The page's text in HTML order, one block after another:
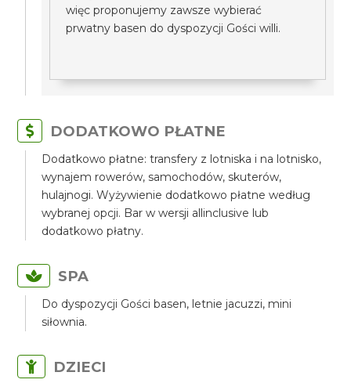
więc proponujemy zawsze wybierać
prwatny basen do dyspozycji Gości willi.
DODATKOWO PŁATNE
Dodatkowo płatne: transfery z lotniska i na lotnisko,
wynajem rowerów, samochodów, skuterów,
hulajnogi. Wyżywienie dodatkowo płatne według
wybranej opcji. Bar w wersji allinclusive lub
dodatkowo płatny.
SPA
Do dyspozycji Gości basen, letnie jacuzzi, mini
siłownia.
DZIECI